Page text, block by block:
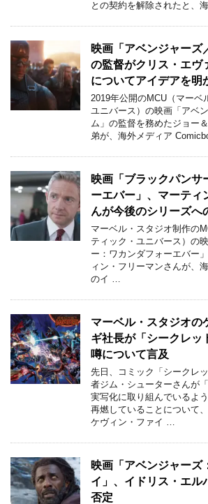
との契約を解除されたと、
映画「アベンジャーズ
の監督がクリス・エヴ
についてアイデアを明
2019年公開のMCU（マーベ
ユニバース）の映画「アベ
ム」の監督を務めたジョー
弟が、海外メディア
映画「ブラックパンサ
ーエバー」、マーティ
んが今後のシリーズへ
マーベル・スタジオ制作の
ティック・ユニバース）の
ー：ワカンダフォーエバー
ィン・フリーマンさんが、
のイ …
マーベル・スタジオの
ギ社長が「シークレッ
噂について言及
先日、コミック「シークレ
者ジム・シューターさんが
実写化に取り組んでいるよ
再燃していることについて
ケヴィン・ファイ …
映画「アベンジャーズ
イ」、イドリス・エル
否定